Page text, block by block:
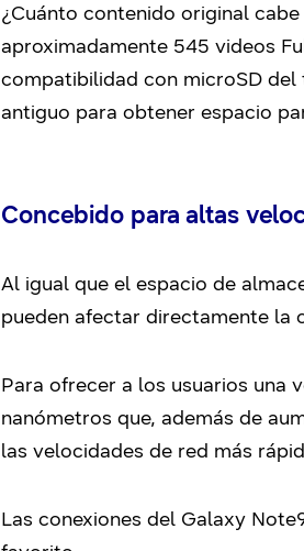
¿Cuánto contenido original
aproximadamente 545 videos
compatibilidad con microSD
antiguo para obtener espacio
Concebido para altas
Al igual que el espacio de
pueden afectar directamente la
Para ofrecer a los usuarios una
nanómetros que, además de
las velocidades de red más
Las conexiones del Galaxy